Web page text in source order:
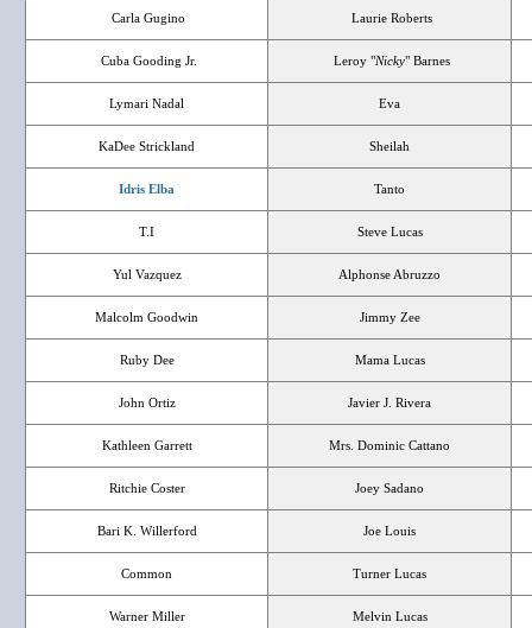
Carla Gugino Laurie Roberts
Cuba Gooding Jr. Leroy "Nicky" Barnes
Lymari Nadal Eva
KaDee Strickland Sheilah
Idris Elba Tanto
T.I Steve Lucas
Yul Vazquez Alphonse Abruzzo
Malcolm Goodwin Jimmy Zee
Ruby Dee Mama Lucas
John Ortiz Javier J. Rivera
Kathleen Garrett Mrs. Dominic Cattano
Ritchie Coster Joey Sadano
Bari K. Willerford Joe Louis
Common Turner Lucas
Warner Miller Melvin Lucas